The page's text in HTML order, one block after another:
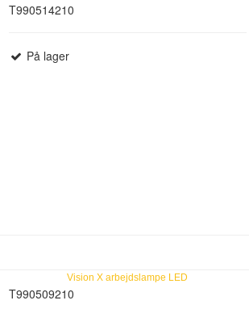
T990514210
På lager
Vision X arbejdslampe LED
T990509210